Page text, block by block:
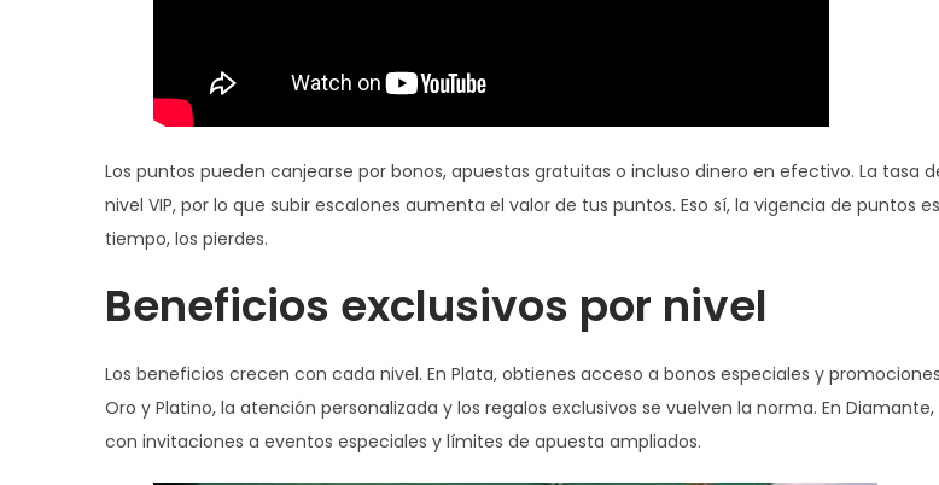
Los puntos pueden canjearse por bonos, apuestas gratuitas o incluso dinero en efectivo. La tasa
nivel VIP, por lo que subir escalones aumenta el valor de tus puntos. Eso sí, la vigencia de puntos
tiempo, los pierdes.
Beneficios exclusivos por nivel
Los beneficios crecen con cada nivel. En Plata, obtienes acceso a bonos especiales y
Oro y Platino, la atención personalizada y los regalos exclusivos se vuelven la norma. En
con invitaciones a eventos especiales y límites de apuesta ampliados.